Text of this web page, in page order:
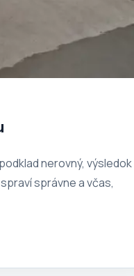
nerovný, výsledok
správne a včas,